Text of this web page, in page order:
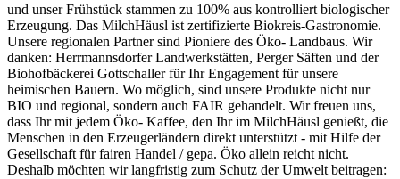
und unser Frühstück stammen zu 100% aus kontrolliert biologischer
Erzeugung. Das MilchHäusl ist zertifizierte Biokreis-Gastronomie.
Unsere regionalen Partner sind Pioniere des Öko- Landbaus. Wir
danken: Herrmannsdorfer Landwerkstätten, Perger Säften und der
Biohofbäckerei Gottschaller für Ihr Engagement für unsere
heimischen Bauern. Wo möglich, sind unsere Produkte nicht nur
BIO und regional, sondern auch FAIR gehandelt. Wir freuen uns,
dass Ihr mit jedem Öko- Kaffee, den Ihr im MilchHäusl genießt, die
Menschen in den Erzeugerländern direkt unterstützt - mit Hilfe der
Gesellschaft für fairen Handel / gepa. Öko allein reicht nicht.
Deshalb möchten wir langfristig zum Schutz der Umwelt beitragen: